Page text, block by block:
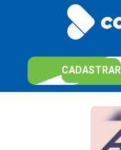
CADASTRAR